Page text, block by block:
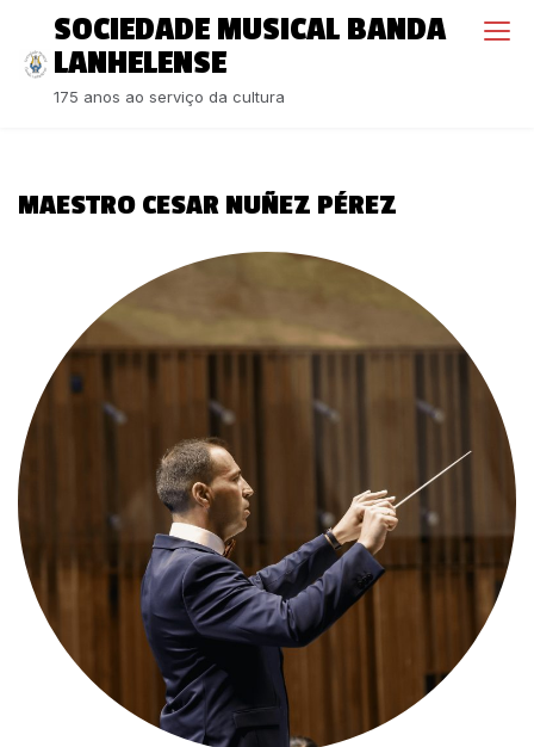
SOCIEDADE MUSICAL BANDA
LANHELENSE
175 anos ao serviço da cultura
MAESTRO CESAR NUÑEZ PÉREZ